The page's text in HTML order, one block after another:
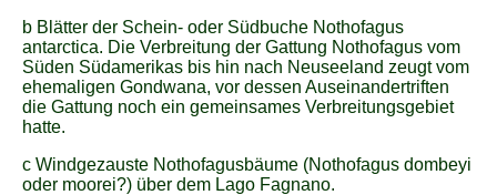
b Blätter der Schein- oder Südbuche Nothofagus
antarctica. Die Verbreitung der Gattung Nothofagus vom
Süden Südamerikas bis hin nach Neuseeland zeugt vom
ehemaligen Gondwana, vor dessen Auseinandertriften
die Gattung noch ein gemeinsames Verbreitungsgebiet
hatte.
c Windgezauste Nothofagusbäume (Nothofagus dombeyi
oder moorei?) über dem Lago Fagnano.